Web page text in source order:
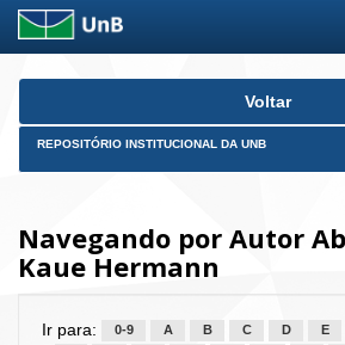
Skip
Voltar
REPOSITÓRIO INSTITUCIONAL DA UNB
Navegando por Autor
Kaue Hermann
Ir para: 0-9 A B C D E